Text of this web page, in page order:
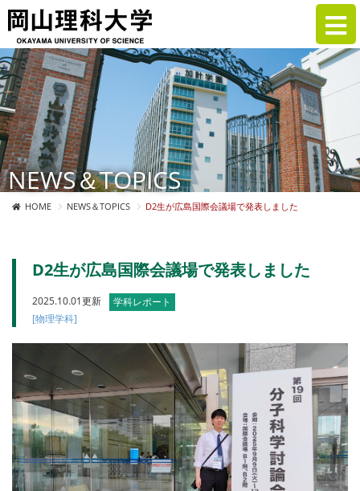
NEWS＆TOPICS
HOME NEWS＆TOPICS D2生が広島国際会議場で発表しました
D2生が広島国際会議場で発表しました
2025.10.01更新
学科レポート
[物理学科]